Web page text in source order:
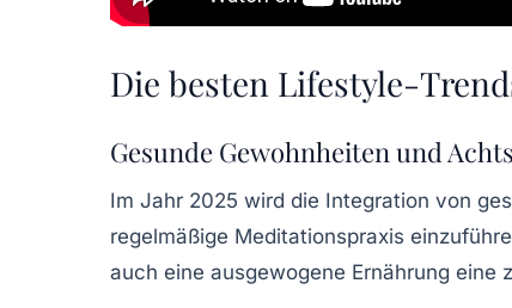
Die besten Lifestyle-
Gesunde Gewohnheiten und
Im Jahr 2025 wird die Integration von
regelmäßige Meditationspraxis
auch eine ausgewogene Ernährung eine